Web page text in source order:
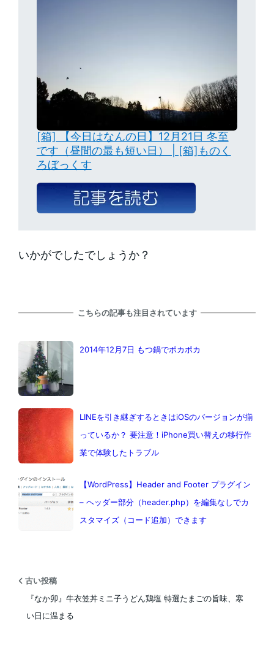
[箱] 【今日はなんの日】12月21日 冬至
です（昼間の最も短い日） | [箱]ものく
ろぼっくす
いかがでしたでしょうか？
こちらの記事も注目されています
2014年12月7日 もつ鍋でポカポカ
LINEを引き継ぎするときはiOSのバージョンが揃
っているか？ 要注意！iPhone買い替えの移行作
業で体験したトラブル
【WordPress】Header and Footer プラグイン
– ヘッダー部分（header.php）を編集なしでカ
スタマイズ（コード追加）できます
古い投稿
『なか卯』牛衣笠丼ミニ子うどん鶏塩 特選たまごの旨味、寒
い日に温まる